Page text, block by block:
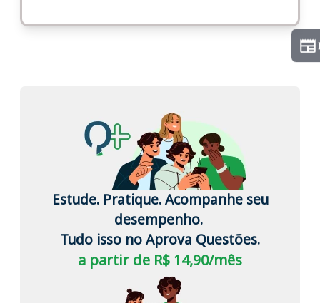
Estude. Pratique. Acompanhe seu
desempenho.
Tudo isso no Aprova Questões.
a partir de R$ 14,90/mês